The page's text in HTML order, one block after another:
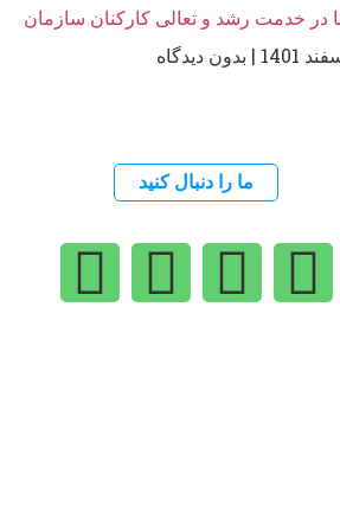
در خدمت رشد و تعالی کارکنان سازمان
بدون دیدگاه
ما را دنبال کنید